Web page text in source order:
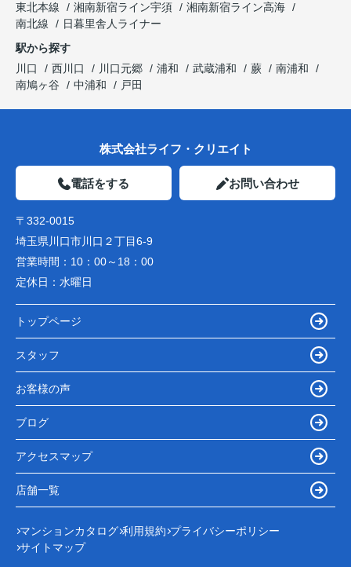
東北本線
湘南新宿ライン宇須
湘南新宿ライン高海
南北線
日暮里舎人ライナー
駅から探す
川口
西川口 川口元郷 浦和 武蔵浦和 蕨
南浦和
南鳩ヶ谷
中浦和 戸田
株式会社ライフ・クリエイト
電話をする お問い合わせ
〒332-0015
埼玉県川口市川口２丁目6-9
営業時間： 10：00～18：00
定休日： 水曜日
トップページ
スタッフ
お客様の声
ブログ
アクセスマップ
店舗一覧
マンションカタログ 利用規約 プライバシーポリシー
サイトマップ